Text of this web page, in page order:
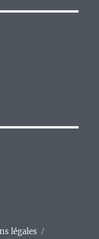
légales